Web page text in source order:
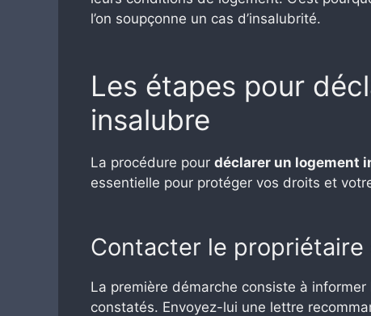
l’on soupçonne un cas d’insalubrité.
Les étapes pour
insalubre
La procédure pour déclarer un logement
essentielle pour protéger vos droits et
Contacter le propriétaire
La première démarche consiste à
constatés. Envoyez-lui une lettre